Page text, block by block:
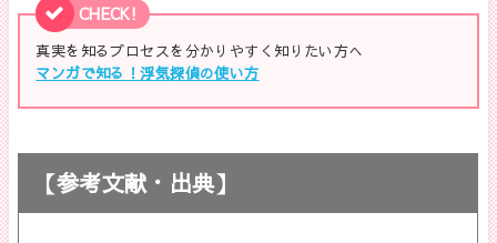
CHECK!
真実を知るプロセスを分かりやすく知りたい方へ
マンガで知る！浮気探偵の使い方
【参考文献・出典】